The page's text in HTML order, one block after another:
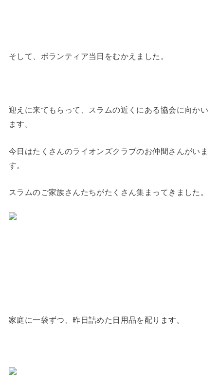
そして、ボランティア当日をむかえました。
迎えに来てもらって、スラムの近くにある協会に向かい
ます。
今日はたくさんのライオンズクラブのお仲間さんがいま
す。
スラムのご家族さんたちがたくさん集まってきました。
家庭に一袋ずつ、昨日詰めた日用品を配ります。